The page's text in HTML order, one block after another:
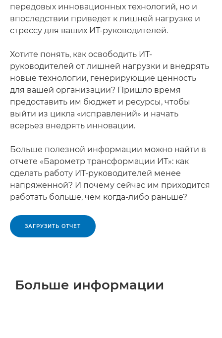
передовых инновационных технологий, но и
впоследствии приведет к лишней нагрузке и
стрессу для ваших ИТ-руководителей.
Хотите понять, как освободить ИТ-
руководителей от лишней нагрузки и внедрять
новые технологии, генерирующие ценность
для вашей организации? Пришло время
предоставить им бюджет и ресурсы, чтобы
выйти из цикла «исправлений» и начать
всерьез внедрять инновации.
Больше полезной информации можно найти в
отчете «Барометр трансформации ИТ»: как
сделать работу ИТ-руководителей менее
напряженной? И почему сейчас им приходится
работать больше, чем когда-либо раньше?
ЗАГРУЗИТЬ ОТЧЕТ
Больше информации